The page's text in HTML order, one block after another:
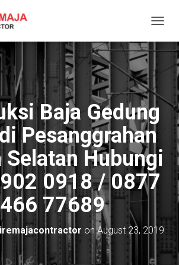
O
G
N
A
V
A
T
I
Baja Gedung
Pesanggrahan
Hubungi
0918 / 0877
77689
onAugust 23, 2019